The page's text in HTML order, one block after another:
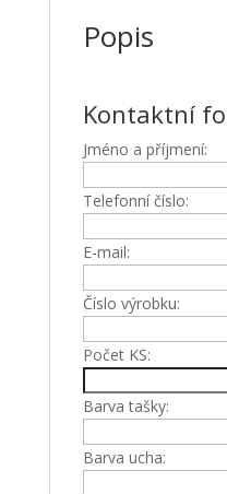
Popis
Kontaktní
Jméno a příjmení:
Telefonní číslo:
E-mail:
Číslo výrobku:
Počet KS:
Barva tašky:
Barva ucha: